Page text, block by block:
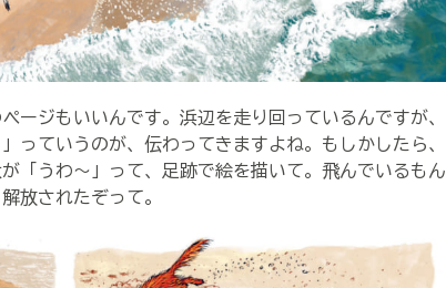
ージもいいんです。浜辺を走り回っているんですが、
っていうのが、伝わってきますよね。もしかしたら、
「うわ～」って、足跡で絵を描いて。飛んでいるもん
放されたぞって。